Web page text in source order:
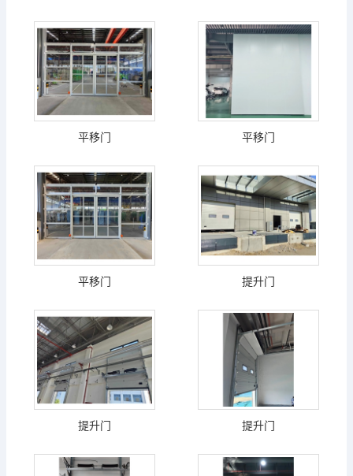
平移门 平移门
平移门 提升门
提升门 提升门